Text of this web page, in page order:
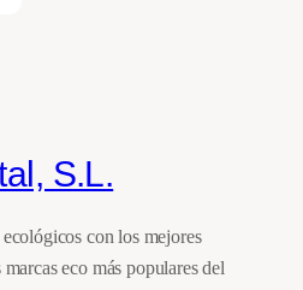
S.L.
con los mejores
eco más populares del